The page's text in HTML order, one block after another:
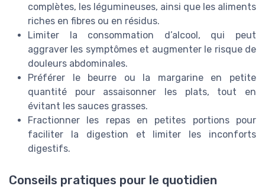
complètes, les légumineuses, ainsi que les aliments
riches en fibres ou en résidus.
Limiter la consommation d’alcool, qui peut
aggraver les symptômes et augmenter le risque de
douleurs abdominales.
Préférer le beurre ou la margarine en petite
quantité pour assaisonner les plats, tout en
évitant les sauces grasses.
Fractionner les repas en petites portions pour
faciliter la digestion et limiter les inconforts
digestifs.
Conseils pratiques pour le quotidien